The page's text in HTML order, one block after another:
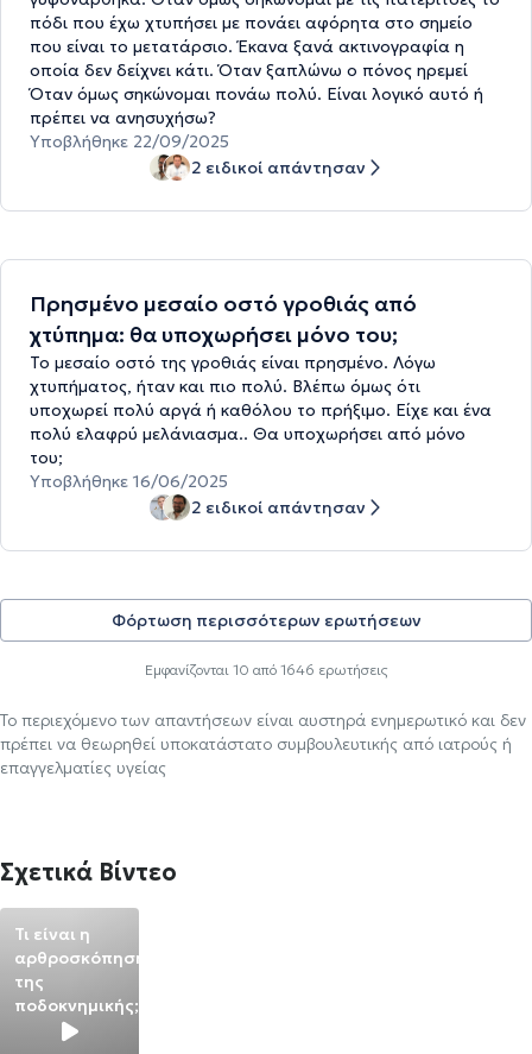
πόδι που έχω χτυπήσει με πονάει αφόρητα στο σημείο
που είναι το μετατάρσιο. Έκανα ξανά ακτινογραφία η
οποία δεν δείχνει κάτι. Όταν ξαπλώνω ο πόνος ηρεμεί
Όταν όμως σηκώνομαι πονάω πολύ. Είναι λογικό αυτό ή
πρέπει να ανησυχήσω?
Υποβλήθηκε 22/09/2025
2 ειδικοί απάντησαν
Πρησμένο μεσαίο οστό γροθιάς από
χτύπημα: θα υποχωρήσει μόνο του;
Το μεσαίο οστό της γροθιάς είναι πρησμένο. Λόγω
χτυπήματος, ήταν και πιο πολύ. Βλέπω όμως ότι
υποχωρεί πολύ αργά ή καθόλου το πρήξιμο. Είχε και ένα
πολύ ελαφρύ μελάνιασμα.. Θα υποχωρήσει από μόνο
του;
Υποβλήθηκε 16/06/2025
2 ειδικοί απάντησαν
Φόρτωση περισσότερων ερωτήσεων
Εμφανίζονται 10 από 1646 ερωτήσεις
Το περιεχόμενο των απαντήσεων είναι αυστηρά ενημερωτικό και δεν
πρέπει να θεωρηθεί υποκατάστατο συμβουλευτικής από ιατρούς ή
επαγγελματίες υγείας
Σχετικά Βίντεο
Τι είναι η
αρθροσκόπηση
της
ποδοκνημικής;